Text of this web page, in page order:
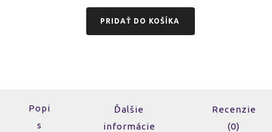
PRIDAŤ DO KOŠÍKA
Popi
s
Ďalšie
informácie
Recenzie
(0)